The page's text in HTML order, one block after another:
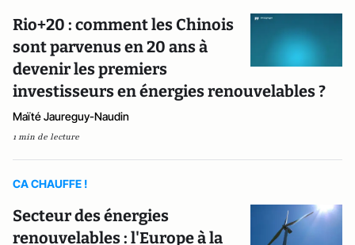
Rio+20 : comment les Chinois
sont parvenus en 20 ans à
devenir les premiers
investisseurs en énergies renouvelables ?
Maïté Jaureguy-Naudin
1 min de lecture
CA CHAUFFE !
Secteur des énergies
renouvelables : l'Europe à la